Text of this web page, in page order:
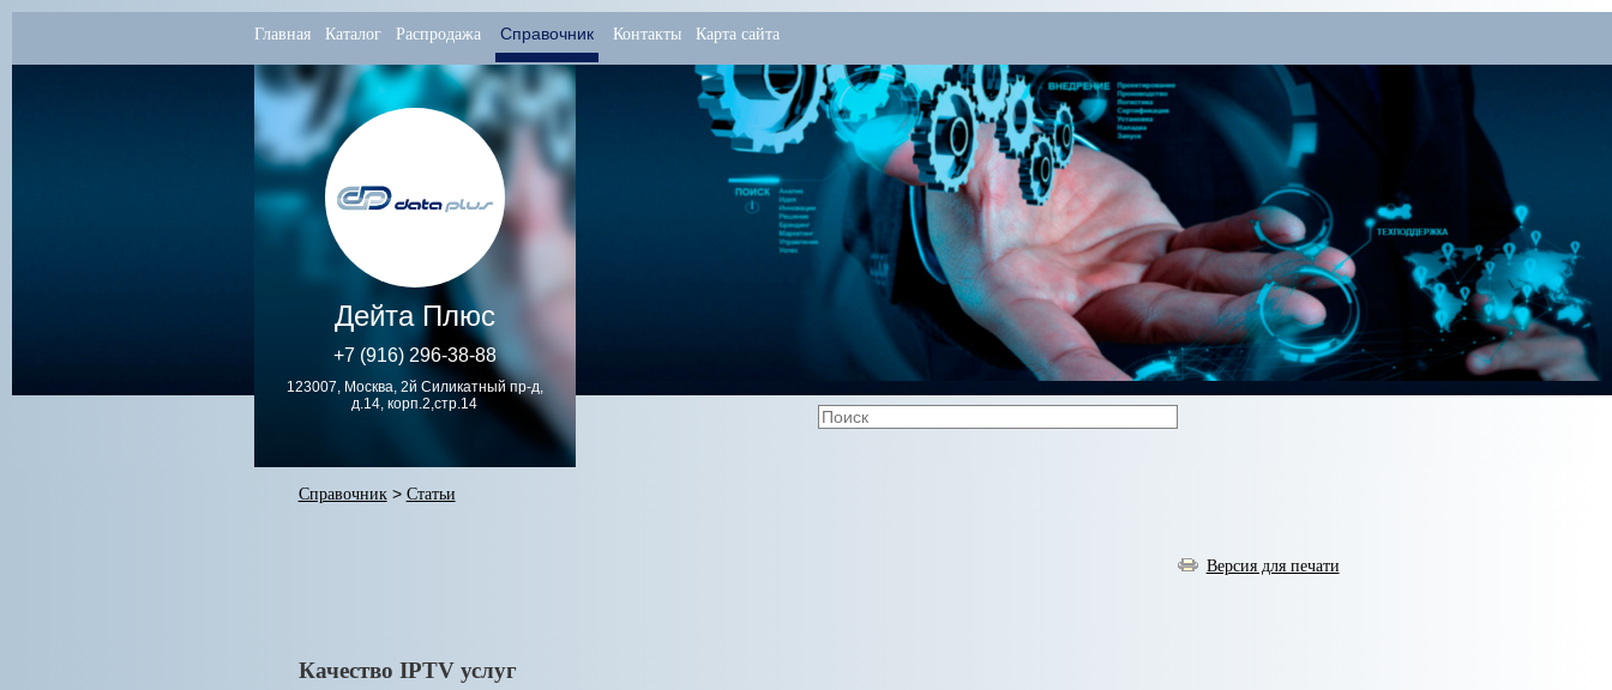
Главная Каталог Распродажа Справочник Контакты Карта сайта
Дейта Плюс
+7 (916) 296-38-88
123007, Москва, 2й Силикатный пр-д,
д.14, корп.2,стр.14
Справочник> Статьи
Версия для печати
Качество IPTV услуг